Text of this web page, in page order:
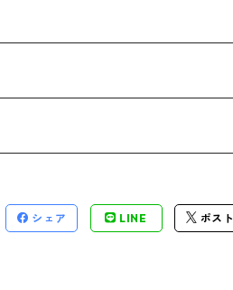
シェア LINE ポスト